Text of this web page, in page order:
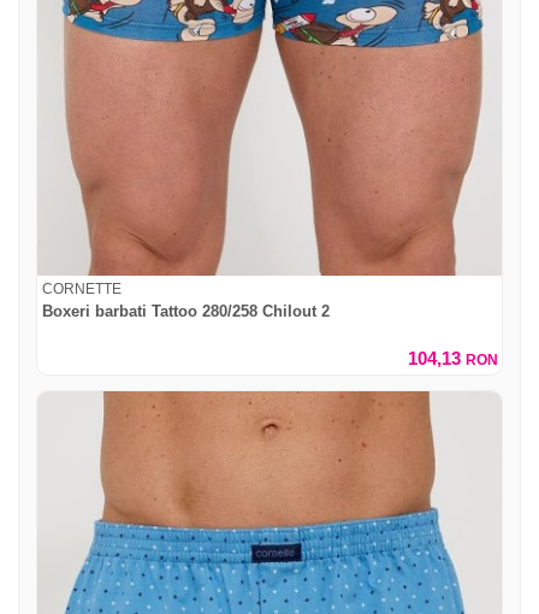
CORNETTE
Boxeri barbati Tattoo 280/258 Chilout 2
104,13 RON